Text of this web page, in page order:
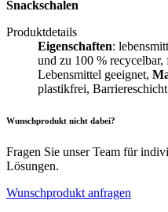
Snackschalen
Produktdetails
Eigenschaften:
und zu 100 %
Lebensmittel geeignet,
plastikfrei,
Wunschprodukt nicht dabei?
Fragen Sie unser Team für
Lösungen.
Wunschprodukt anfragen